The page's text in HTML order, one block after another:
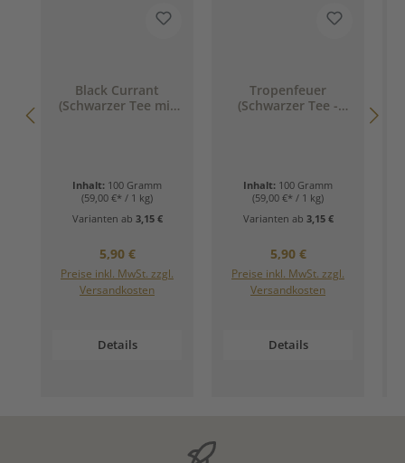
Black Currant
(Schwarzer Tee mit
Inhalt: 100 Gramm
(59,00 €* / 1 kg)
Varianten ab 3,15 €
Regulärer Preis:
5,90 €
Preise inkl. MwSt. zzgl.
Versandkosten
Details
Tropenfeuer
(Schwarzer Tee -
Inhalt: 100 Gramm
(59,00 €* / 1 kg)
Varianten ab 3,15 €
Regulärer Preis:
5,90 €
Preise inkl. MwSt. zzgl.
Versandkosten
Details